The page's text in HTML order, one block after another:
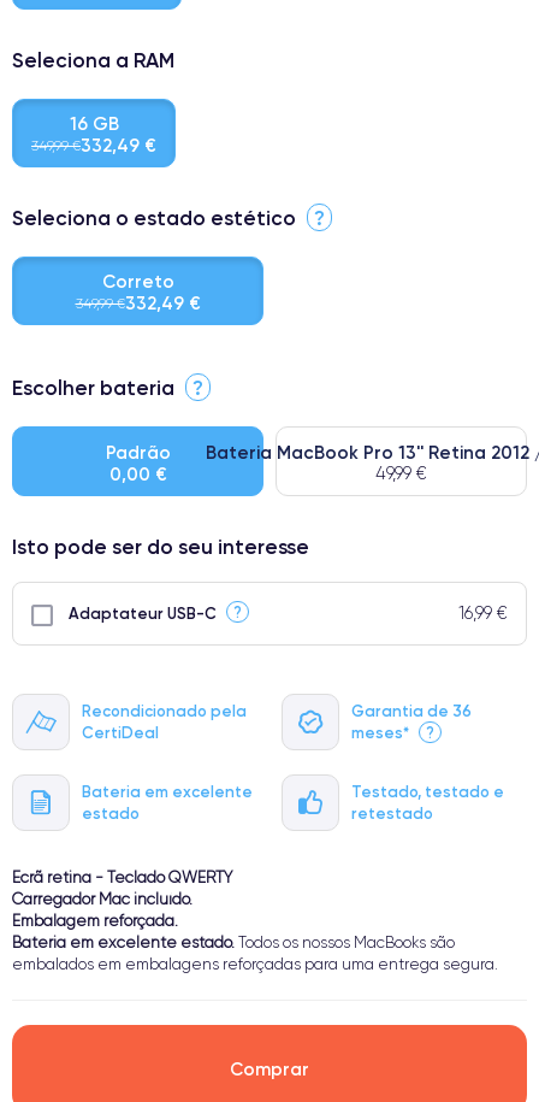
Recondicionado pela
CertiDeal
Garantia de 36
meses*
?
Bateria em excelente
estado
Testado, testado e
retestado
Seleciona a RAM
16 GB
349,99 €332,49 €
Seleciona o estado estético ?
Correto
349,99 €332,49 €
⭐ Premium
● Bateria: Adequada para uso intensivo.
● Apenas 5% dos nossos telefones atingem a classificação
Escolher bateria ?
Padrão
0,00 €
Bateria MacBook Pro 13'' Retina 2012
49,99 €
Isto pode ser do seu interesse
Adaptateur USB-C ? 16,99 €
Ecrã retina - Teclado QWERTY
Carregador Mac incluído.
Embalagem reforçada.
Bateria em excelente estado. Todos os nossos MacBooks são
embalados em embalagens reforçadas para uma entrega segura.
Comprar